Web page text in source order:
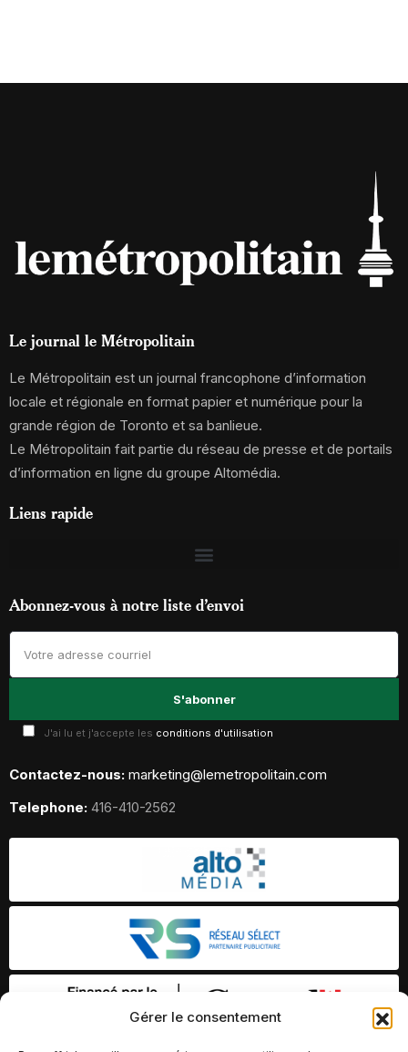
Gérer le consentement
Le journal le Métropolitain
Le Métropolitain est un journal francophone d’information
locale et régionale en format papier et numérique pour la
grande région de Toronto et sa banlieue.
Le Métropolitain fait partie du réseau de presse et de portails
d’information en ligne du groupe Altomédia.
Liens rapide
Abonnez-vous à notre liste d’envoi
J'ai lu et j'accepte les conditions d'utilisation
Contactez-nous: marketing@lemetropolitain.com
Telephone: 416-410-2562